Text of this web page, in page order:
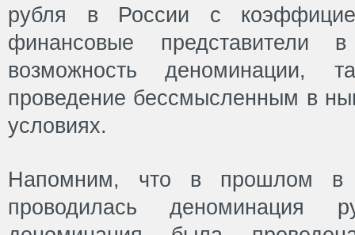
рубля в России с
финансовые представители
возможность деноминации,
проведение бессмысленным в
условиях.
Напомним, что в прошлом
проводилась деноминация